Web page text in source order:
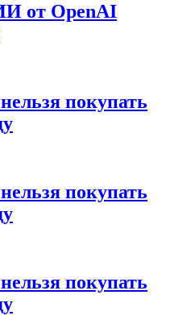
от OpenAI
покупать
покупать
покупать